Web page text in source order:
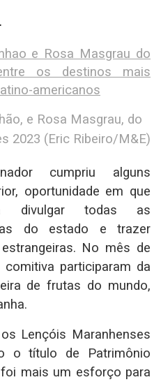
e Rosa Masgrau, do
2023 (Eric Ribeiro/M&E)
cumpriu alguns
oportunidade em que
divulgar todas as
do estado e trazer
No mês de
participaram da
de frutas do mundo,
Lençóis Maranhenses
o título de Patrimônio
mais um esforço para